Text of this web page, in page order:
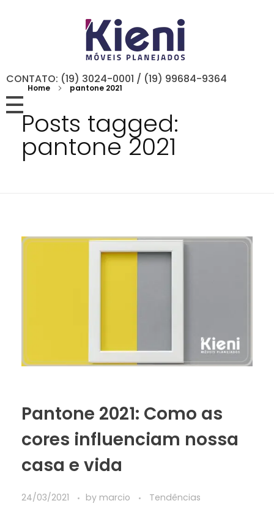
CONTATO: (19) 3024-0001 / (19) 99684-9364
Home pantone 2021
Posts tagged:
pantone 2021
Pantone 2021: Como as
cores influenciam nossa
casa e vida
24/03/2021 by marcio Tendências